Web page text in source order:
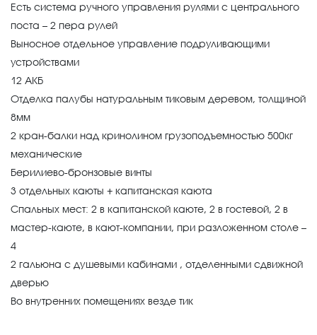
Есть система ручного управления рулями с центрального
поста – 2 пера рулей
Выносное отдельное управление подруливающими
устройствами
12 АКБ
Отделка палубы натуральным тиковым деревом, толщиной
8мм
2 кран-балки над кринолином грузоподъемностью 500кг
механические
Берилиево-бронзовые винты
3 отдельных каюты + капитанская каюта
Спальных мест: 2 в капитанской каюте, 2 в гостевой, 2 в
мастер-каюте, в кают-компании, при разложенном столе –
4
2 гальюна с душевыми кабинами , отделенными сдвижной
дверью
Во внутренних помещениях везде тик